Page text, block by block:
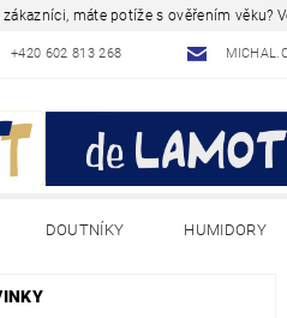
zákazníci, máte potíže s ověřením věku?
+420 602 813 268
DOUTNÍKY HUMIDORY
- JAK NA TO BLOG -